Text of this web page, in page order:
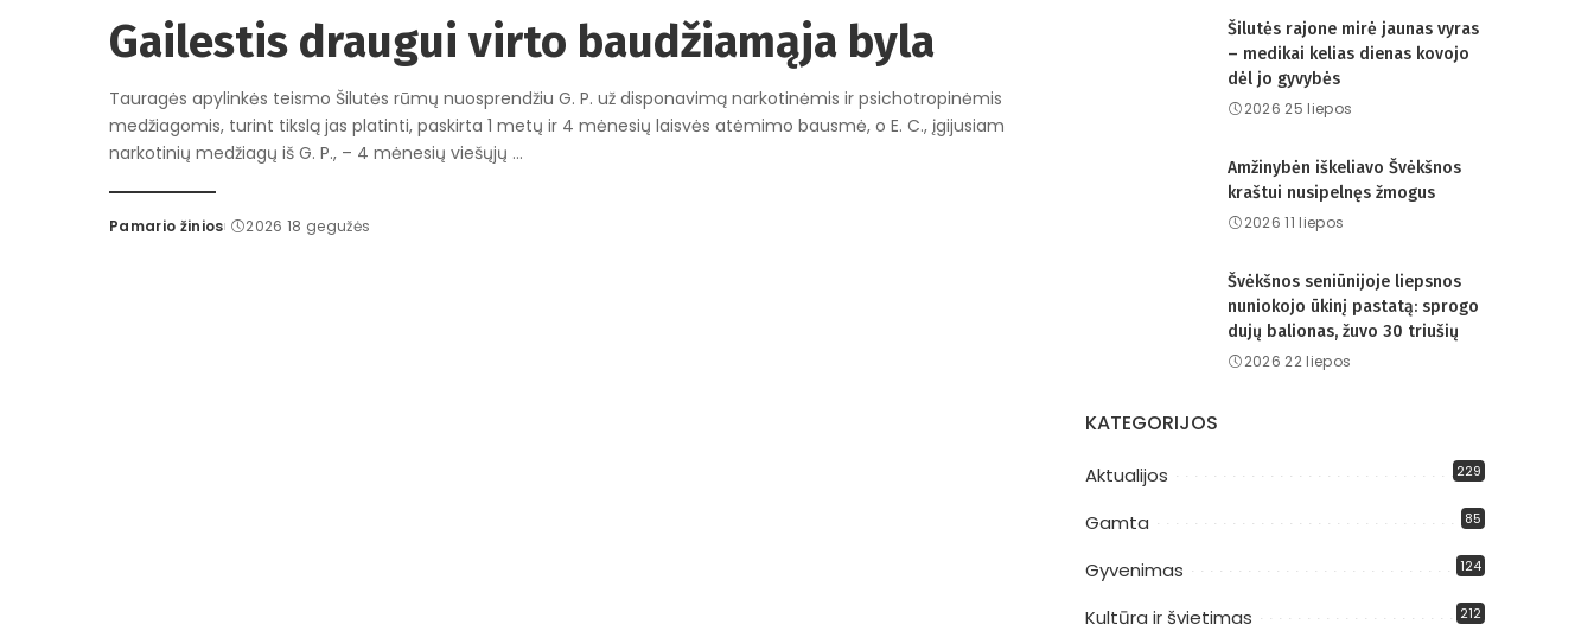
Gailestis draugui virto baudžiamąja byla
Tauragės apylinkės teismo Šilutės rūmų nuosprendžiu G. P. už disponavimą narkotinėmis ir psichotropinėmis
medžiagomis, turint tikslą jas platinti, paskirta 1 metų ir 4 mėnesių laisvės atėmimo bausmė, o E. C., įgijusiam
narkotinių medžiagų iš G. P., – 4 mėnesių viešųjų ...
Posted
Pamario žinios 2026 18 gegužės
Šilutės rajone mirė jaunas vyras
– medikai kelias dienas kovojo
dėl jo gyvybės
2026 25 liepos
Amžinybėn iškeliavo Švėkšnos
kraštui nusipelnęs žmogus
2026 11 liepos
Švėkšnos seniūnijoje liepsnos
nuniokojo ūkinį pastatą: sprogo
dujų balionas, žuvo 30 triušių
2026 22 liepos
KATEGORIJOS
Aktualijos 229
Gamta 85
Gyvenimas 124
Kultūra ir švietimas 212